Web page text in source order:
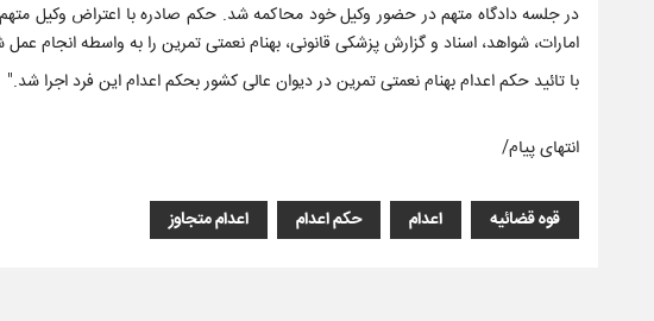
در جلسه دادگاه متهم در حضور وکیل خود محاکمه شد. حکم صادره با اعتراض وکیل متهم
امارات، شواهد، اسناد و گزارش پزشکی قانونی، بهنام نعمتی تمرین را به واسطه انجام
با تائید حکم اعدام بهنام نعمتی تمرین در دیوان عالی کشور بحکم اعدام این فرد اجرا شد."
انتهای پیام/
قوه قضائیه اعدام حکم اعدام اعدام متجاوز